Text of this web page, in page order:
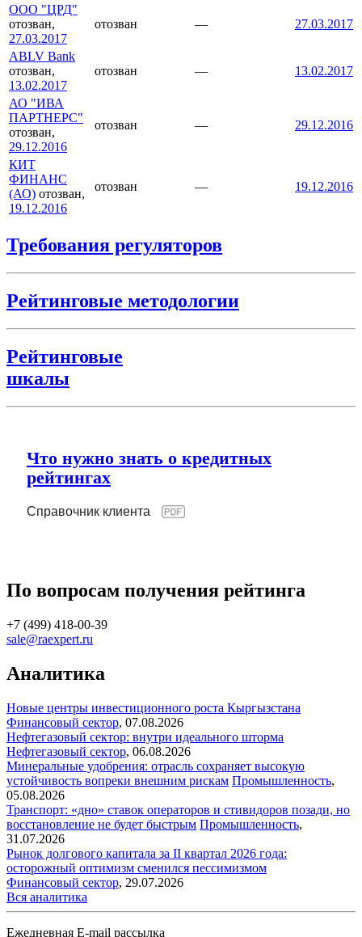
ООО "ЦРД"
отозван,
27.03.2017
отозван — 27.03.2017
ABLV Bank
отозван,
13.02.2017
отозван — 13.02.2017
АО "ИВА
ПАРТНЕРС"
отозван,
29.12.2016
отозван — 29.12.2016
КИТ
ФИНАНС
(АО) отозван,
19.12.2016
отозван — 19.12.2016
Требования регуляторов
Рейтинговые методологии
Рейтинговые
шкалы
Что нужно знать о кредитных
рейтингах
Справочник клиента
По вопросам получения рейтинга
+7 (499) 418-00-39
sale@raexpert.ru
Аналитика
Новые центры инвестиционного роста Кыргызстана
Финансовый сектор, 07.08.2026
Нефтегазовый сектор: внутри идеального шторма
Нефтегазовый сектор, 06.08.2026
Минеральные удобрения: отрасль сохраняет высокую
устойчивость вопреки внешним рискам Промышленность,
05.08.2026
Транспорт: «дно» ставок операторов и стивидоров позади, но
восстановление не будет быстрым Промышленность,
31.07.2026
Рынок долгового капитала за II квартал 2026 года:
осторожный оптимизм сменился пессимизмом
Финансовый сектор, 29.07.2026
Вся аналитика
Ежедневная E-mail рассылка